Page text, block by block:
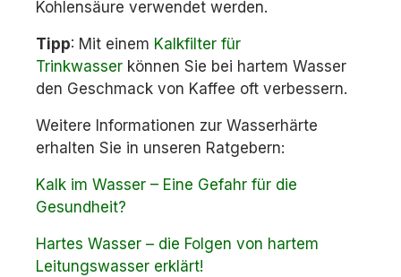
Kohlensäure verwendet werden.
Tipp: Mit einem Kalkfilter für
Trinkwasser können Sie bei hartem Wasser
den Geschmack von Kaffee oft verbessern.
Weitere Informationen zur Wasserhärte
erhalten Sie in unseren Ratgebern:
Kalk im Wasser – Eine Gefahr für die
Gesundheit?
Hartes Wasser – die Folgen von hartem
Leitungswasser erklärt!